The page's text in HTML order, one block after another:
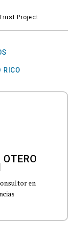
RICO
en